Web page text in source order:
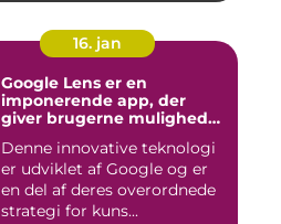
16. jan
Google Lens er en
imponerende app, der
giver brugerne mulighed
om de ting, de ser, ved blot
at bruge kameraet på
deres smartphone
Denne innovative teknologi
er udviklet af Google og er
en del af deres overordnede
strategi for kuns...